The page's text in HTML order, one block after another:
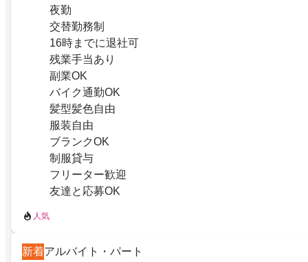
夜勤
交替勤務制
16時までに退社可
残業手当あり
副業OK
バイク通勤OK
髪型髪色自由
服装自由
ブランクOK
制服貸与
フリーター歓迎
友達と応募OK
人気
新着アルバイト・パート